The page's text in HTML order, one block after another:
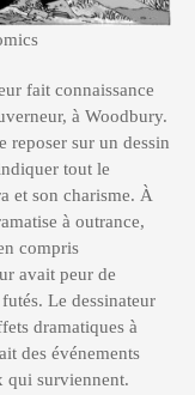
fait connaissance
à Woodbury.
reposer sur un dessin
tout le
et son charisme. À
à outrance,
compris
avait peur de
Le dessinateur
dramatiques à
des événements
qui surviennent.